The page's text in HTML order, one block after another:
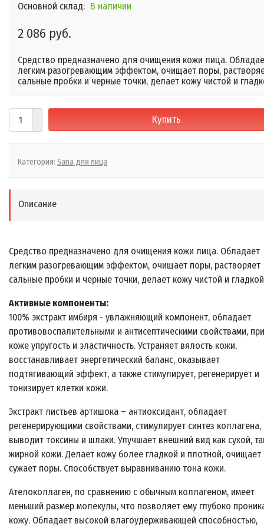
Основной склад: В наличии
2 086 руб.
​Средство предназначено для очищения кожи лица.
легким разогревающим эффектом, очищает поры,
сальные пробки и черные точки, делает кожу чистой и
Купить
Категория: Sana для лица
Описание
Средство предназначено для очищения кожи лица. Обладает
легким разогревающим эффектом, очищает поры, растворяет
сальные пробки и черные точки, делает кожу чистой и
Активные компоненты:
100% экстракт имбиря - увлажняющий компонент, обладает
противовоспалительными и антисептическими свойствами,
коже упругость и эластичность. Устраняет вялость кожи,
восстанавливает энергетический баланс, оказывает
подтягивающий эффект, а также стимулирует, регенерирует и
тонизирует клетки кожи.
Экстракт листьев артишока – антиоксидант, обладает
регенерирующими свойствами, стимулирует синтез коллагена,
выводит токсины и шлаки. Улучшает внешний вид как сухой,
жирной кожи. Делает кожу более гладкой и плотной, очищает
сужает поры. Способствует выравниванию тона кожи.
Ателоколлаген, по сравнению с обычным коллагеном, имеет
меньший размер молекулы, что позволяет ему глубоко
кожу. Обладает высокой влагоудерживающей способностью,